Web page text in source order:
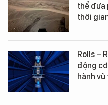
thể đưa
thời
Rolls –
động
hành vũ